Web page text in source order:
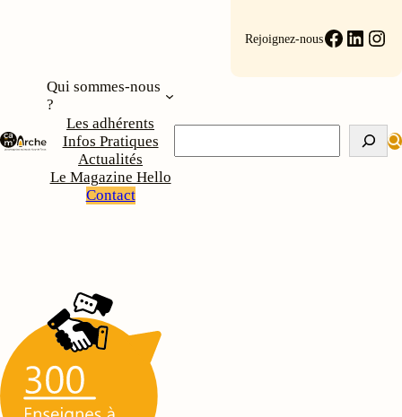
Rejoignez-nous
Qui sommes-nous
?
Les adhérents
Infos Pratiques
Actualités
Le Magazine Hello
Contact